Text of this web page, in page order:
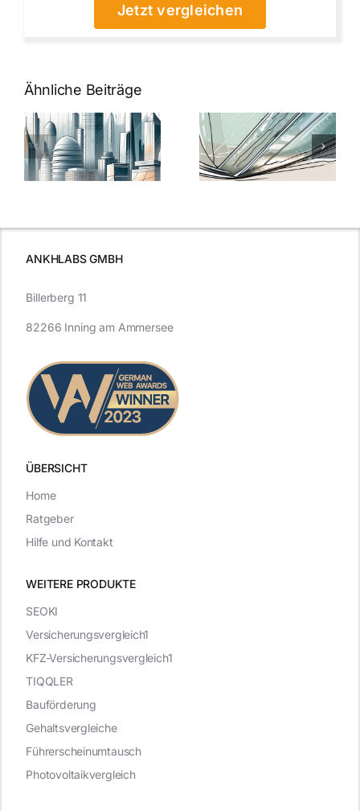
Jetzt vergleichen
Ähnliche Beiträge
5 Gründe,
warum
Nanoversiegelung
auf Glas
7
Expertentipps
für maximale
ANKHLABS GMBH
ÜBERSICHT
WEITERE PRODUKTE
Billerberg 11
82266 Inning am Ammersee
SEOKI
Versicherungsvergleich1
KFZ-Versicherungsvergleich1
TIQQLER
Bauförderung
Gehaltsvergleiche
Führerscheinumtausch
Photovoltaikvergleich
Home
Ratgeber
Hilfe und Kontakt